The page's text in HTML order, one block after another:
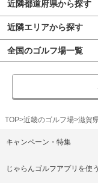
近隣都道府県から探す
近隣エリアから探す
全国のゴルフ場一覧
TOP 近畿のゴルフ場 滋賀
キャンペーン・特集
じゃらんゴルフアプリを使う